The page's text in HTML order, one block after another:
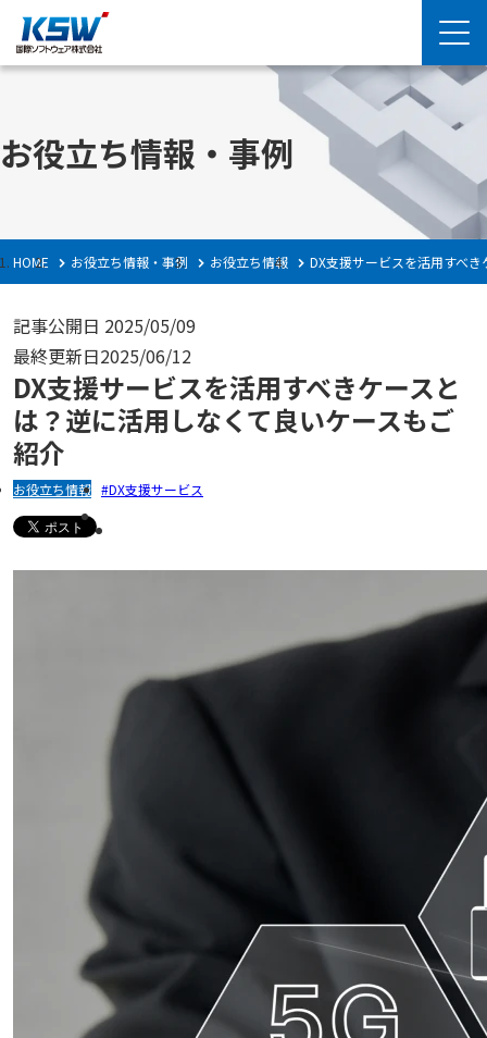
お役立ち情報・事例
HOME お役立ち情報・事例 お役立ち情報 DX支援サービスを活用すべ
記事公開日 2025/05/09
最終更新日2025/06/12
DX支援サービスを活用すべきケースと
は？逆に活用しなくて良いケースもご
紹介
お役立ち情報 DX支援サービス